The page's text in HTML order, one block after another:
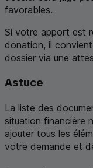
favorables.
Si votre apport est
donation, il
dossier via une
Astuce
La liste des
situation financière
ajouter tous les
votre demande et